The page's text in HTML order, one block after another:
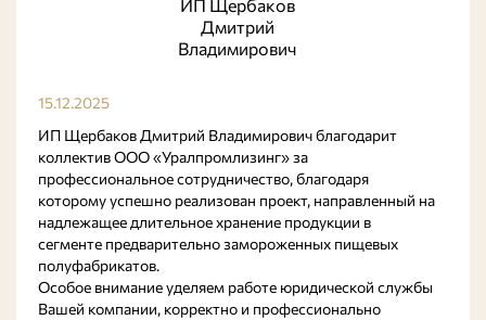
ИП Щербаков
Дмитрий
Владимирович
15.12.2025
ИП Щербаков Дмитрий Владимирович благодарит
коллектив ООО «Уралпромлизинг» за
профессиональное сотрудничество, благодаря
которому успешно реализован проект, направленный на
надлежащее длительное хранение продукции в
сегменте предварительно замороженных пищевых
полуфабрикатов.
Особое внимание уделяем работе юридической службы
Вашей компании, корректно и профессионально